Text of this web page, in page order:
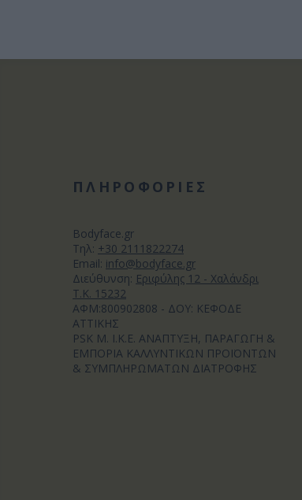
ΠΛΗΡΟΦΟΡΙΕΣ
Bodyface.gr
Tηλ: +30 2111822274
Email: info@bodyface.gr
Διεύθυνση: Εριφύλης 12 - Χαλάνδρι
Τ.Κ. 15232
ΑΦΜ:800902808 - ΔΟΥ: ΚΕΦΟΔΕ
ΑΤΤΙΚΗΣ
PSK M. I.K.E. ΑΝΑΠΤΥΞΗ, ΠΑΡΑΓΩΓΗ &
ΕΜΠΟΡΙΑ ΚΑΛΛΥΝΤΙΚΩΝ ΠΡΟΪΟΝΤΩΝ
& ΣΥΜΠΛΗΡΩΜΑΤΩΝ ΔΙΑΤΡΟΦΗΣ